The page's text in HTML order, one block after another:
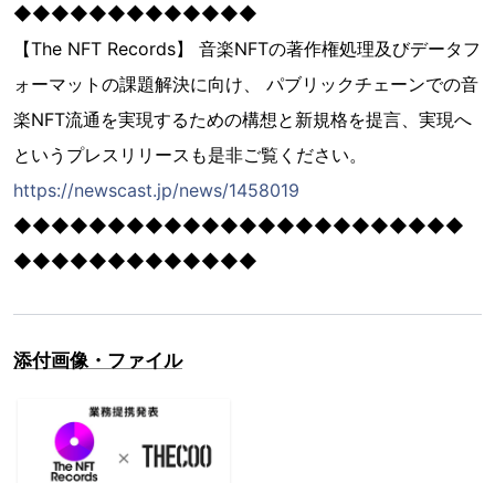
◆◆◆◆◆◆◆◆◆◆◆◆◆
【The NFT Records】 音楽NFTの著作権処理及びデータフ
ォーマットの課題解決に向け、 パブリックチェーンでの音
楽NFT流通を実現するための構想と新規格を提言、実現へ
というプレスリリースも是非ご覧ください。
https://newscast.jp/news/1458019
◆◆◆◆◆◆◆◆◆◆◆◆◆◆◆◆◆◆◆◆◆◆◆◆
◆◆◆◆◆◆◆◆◆◆◆◆◆
添付画像・ファイル